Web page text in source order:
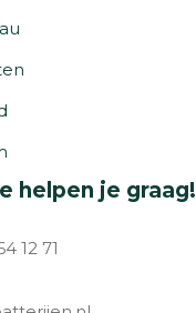
helpen je graag!
12 71